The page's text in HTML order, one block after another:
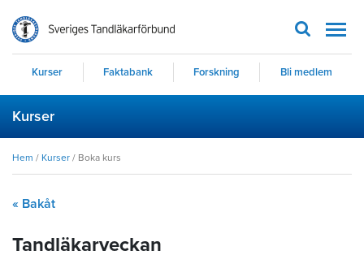
Kurser Faktabank Forskning Bli medlem
Kurser
Hem / Kurser / Boka kurs
« Bakåt
Tandläkarveckan